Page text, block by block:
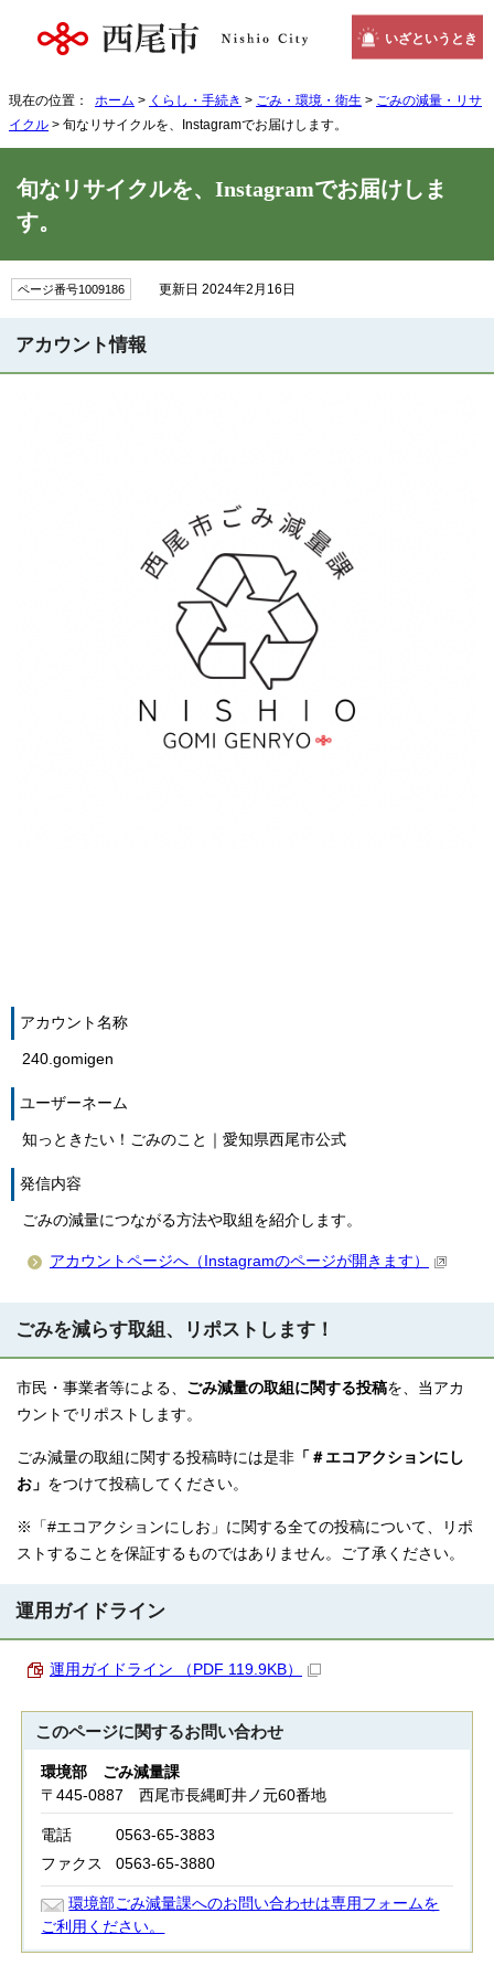
いざというとき
現在の位置： ホーム > くらし・手続き > ごみ・環境・衛生 > ごみの減量・リサ
イクル > 旬なリサイクルを、Instagramでお届けします。
旬なリサイクルを、Instagramでお届けしま
す。
ページ番号1009186 更新日 2024年2月16日
アカウント情報
アカウント名称
240.gomigen
ユーザーネーム
知っときたい！ごみのこと｜愛知県西尾市公式
発信内容
ごみの減量につながる方法や取組を紹介します。
アカウントページへ（Instagramのページが開きます）
ごみを減らす取組、リポストします！
市民・事業者等による、 ごみ減量の取組に関する投稿を、当アカ
ウントでリポストします。
ごみ減量の取組に関する投稿時には是非 「＃エコアクションにし
お」 をつけて投稿してください。
※「#エコアクションにしお」に関する全ての投稿について、リポ
ストすることを保証するものではありません。ご了承ください。
運用ガイドライン
運用ガイドライン （PDF 119.9KB）
このページに関するお問い合わせ
環境部 ごみ減量課
〒445-0887 西尾市長縄町井ノ元60番地
電話
0563-65-3883
ファクス
0563-65-3880
環境部ごみ減量課へのお問い合わせは専用フォームを
ご利用ください。